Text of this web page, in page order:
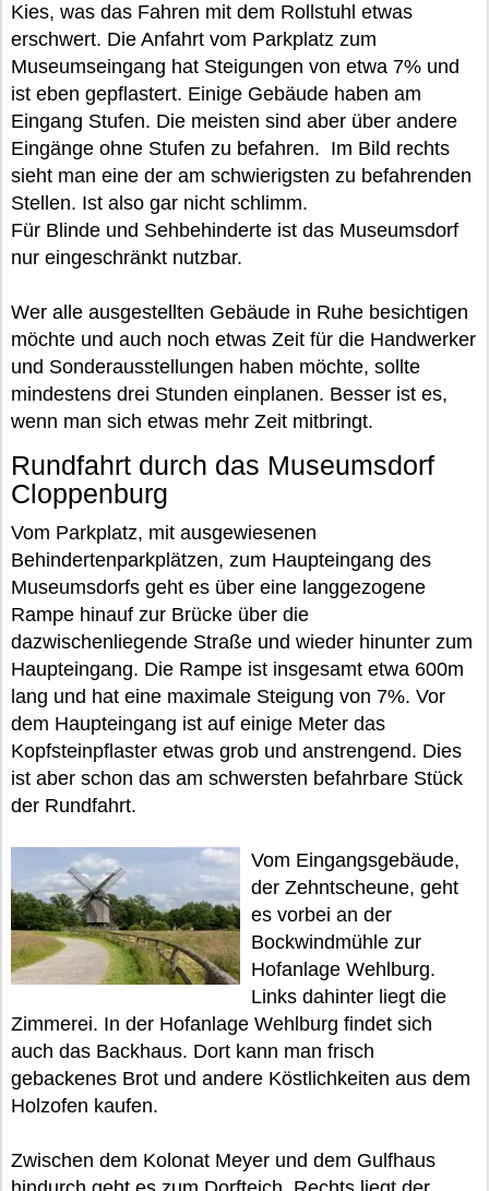
Kies, was das Fahren mit dem Rollstuhl etwas
erschwert. Die Anfahrt vom Parkplatz zum
Museumseingang hat Steigungen von etwa 7% und
ist eben gepflastert. Einige Gebäude haben am
Eingang Stufen. Die meisten sind aber über andere
Eingänge ohne Stufen zu befahren. Im Bild rechts
sieht man eine der am schwierigsten zu befahrenden
Stellen. Ist also gar nicht schlimm.
Für Blinde und Sehbehinderte ist das Museumsdorf
nur eingeschränkt nutzbar.
Wer alle ausgestellten Gebäude in Ruhe besichtigen
möchte und auch noch etwas Zeit für die Handwerker
und Sonderausstellungen haben möchte, sollte
mindestens drei Stunden einplanen. Besser ist es,
wenn man sich etwas mehr Zeit mitbringt.
Rundfahrt durch das Museumsdorf
Cloppenburg
Vom Parkplatz, mit ausgewiesenen
Behindertenparkplätzen, zum Haupteingang des
Museumsdorfs geht es über eine langgezogene
Rampe hinauf zur Brücke über die
dazwischenliegende Straße und wieder hinunter zum
Haupteingang. Die Rampe ist insgesamt etwa 600m
lang und hat eine maximale Steigung von 7%. Vor
dem Haupteingang ist auf einige Meter das
Kopfsteinpflaster etwas grob und anstrengend. Dies
ist aber schon das am schwersten befahrbare Stück
der Rundfahrt.
Vom Eingangsgebäude,
der Zehntscheune, geht
es vorbei an der
Bockwindmühle zur
Hofanlage Wehlburg.
Links dahinter liegt die
Zimmerei. In der Hofanlage Wehlburg findet sich
auch das Backhaus. Dort kann man frisch
gebackenes Brot und andere Köstlichkeiten aus dem
Holzofen kaufen.
Zwischen dem Kolonat Meyer und dem Gulfhaus